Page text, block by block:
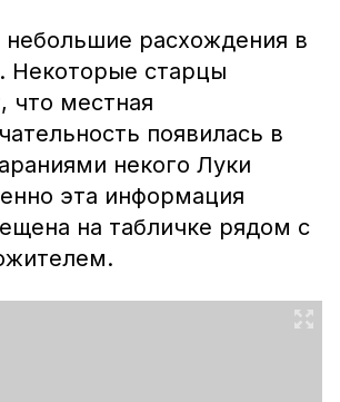
небольшие расхождения в
Некоторые старцы
что местная
появилась в
некого Луки
эта информация
на табличке рядом с